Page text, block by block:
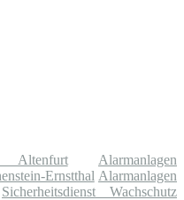
Altenfurt
Alarmanlagen
Ernstthal Alarmanlagen
Sicherheitsdienst Wachschutz